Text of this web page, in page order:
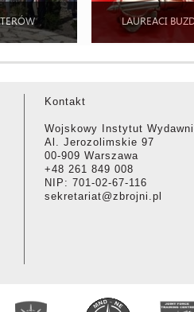
LAUREACI
Kontakt
Wojskowy Instytut
Al. Jerozolimskie 97
00-909 Warszawa
+48 261 849 008
NIP: 701-02-67-116
sekretariat@zbrojni.pl